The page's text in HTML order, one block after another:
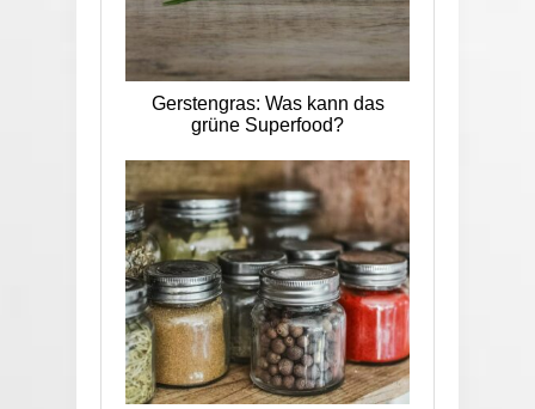
Gerstengras: Was kann das
grüne Superfood?